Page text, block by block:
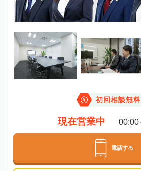
初回相談無料
現在営業中 00:00
電話する